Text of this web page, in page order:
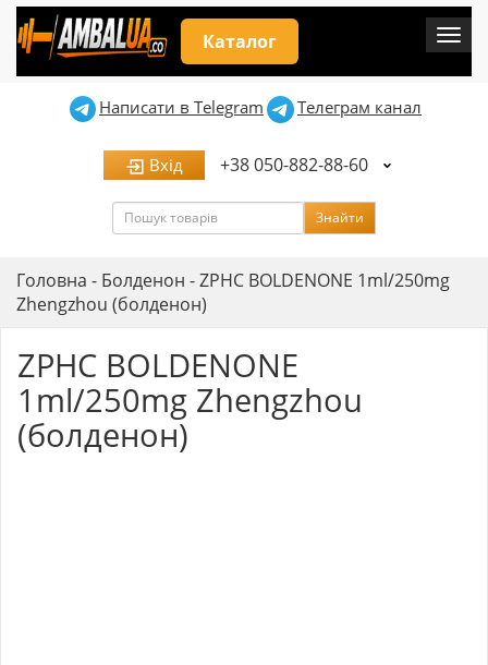
Каталог
Написати в Telegram Телеграм канал
Вхід +38 050-882-88-60
Пошук Знайти
Головна - Болденон -ZPHC BOLDENONE 1ml/250mg
Zhengzhou (болденон)
ZPHC BOLDENONE
1ml/250mg Zhengzhou
(болденон)